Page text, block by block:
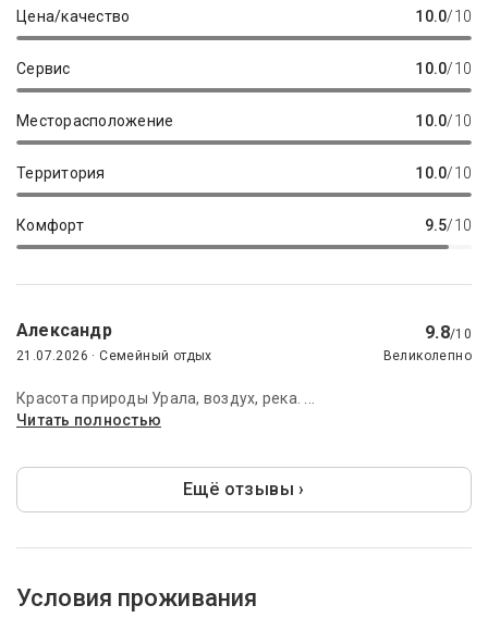
Цена/качество 10.0/10
Сервис 10.0/10
Месторасположение 10.0/10
Территория 10.0/10
Комфорт 9.5/10
Александр 9.8/10
21.07.2026 · Семейный отдых
Великолепно
Красота природы Урала, воздух, река. ...
Читать полностью
Ещё отзывы ›
Условия проживания